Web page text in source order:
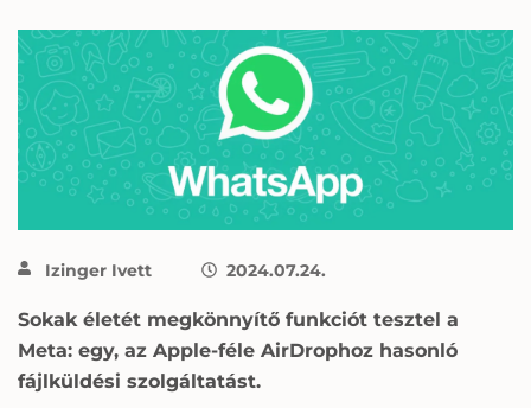
Izinger Ivett 2024.07.24.
Sokak életét megkönnyítő funkciót tesztel a
Meta: egy, az Apple-féle AirDrophoz hasonló
fájlküldési szolgáltatást.